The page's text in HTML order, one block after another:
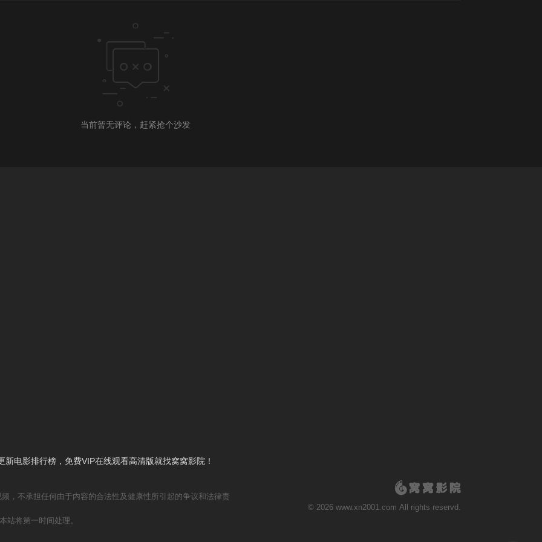
当前暂无评论，赶紧抢个沙发
电影排行榜，免费VIP在线观看高清版就找窝窝影院！
，不承担任何由于内容的合法性及健康性所引起的争议和法律责
站将第一时间处理。
© 2026 www.xn2001.com All rights reservd.